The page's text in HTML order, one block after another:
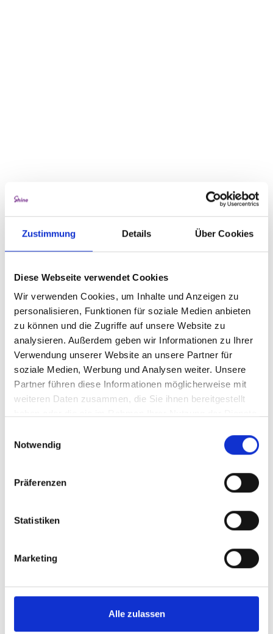
Zustimmung Details Über Cookies
Diese Webseite verwendet Cookies
Wir verwenden Cookies, um Inhalte und Anzeigen zu
personalisieren, Funktionen für soziale Medien anbieten
zu können und die Zugriffe auf unsere Website zu
analysieren. Außerdem geben wir Informationen zu Ihrer
Verwendung unserer Website an unsere Partner für
soziale Medien, Werbung und Analysen weiter. Unsere
Partner führen diese Informationen möglicherweise mit
weiteren Daten zusammen, die Sie ihnen bereitgestellt
Notwendig
Präferenzen
Statistiken
Marketing
Alle zulassen